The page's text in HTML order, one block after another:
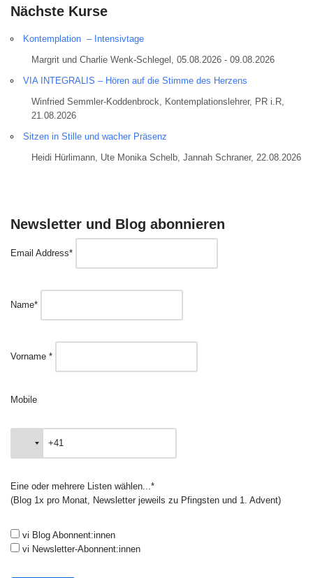
Nächste Kurse
Kontemplation – Intensivtage
Margrit und Charlie Wenk-Schlegel, 05.08.2026 - 09.08.2026
VIA INTEGRALIS – Hören auf die Stimme des Herzens
Winfried Semmler-Koddenbrock, Kontemplationslehrer, PR i.R,
21.08.2026
Sitzen in Stille und wacher Präsenz
Heidi Hürlimann, Ute Monika Schelb, Jannah Schraner, 22.08.2026
Newsletter und Blog abonnieren
Email Address*
Name*
Vorname *
Mobile
Eine oder mehrere Listen wählen...*
(Blog 1x pro Monat, Newsletter jeweils zu Pfingsten und 1. Advent)
vi Blog Abonnent:innen
vi Newsletter-Abonnent:innen